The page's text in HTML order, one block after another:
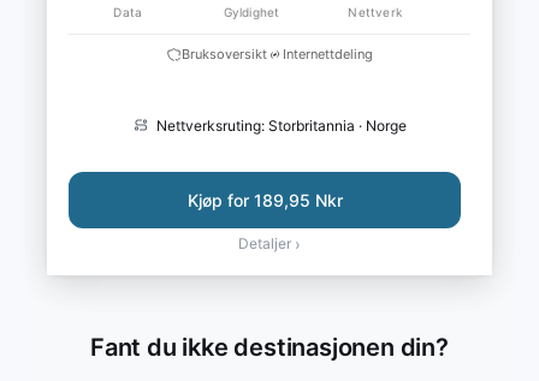
Data Gyldighet Nettverk
Bruksoversikt Internettdeling
Nettverksruting: Storbritannia · Norge
Kjøp for 189,95 Nkr
Detaljer ›
Fant du ikke destinasjonen din?